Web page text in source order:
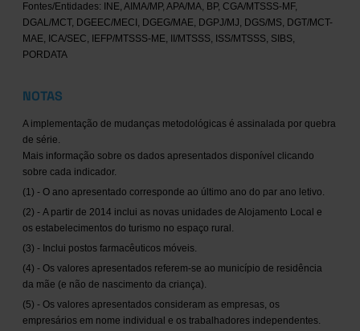
Fontes/Entidades: INE, AIMA/MP, APA/MA, BP, CGA/MTSSS-MF,
DGAL/MCT, DGEEC/MECI, DGEG/MAE, DGPJ/MJ, DGS/MS, DGT/MCT-
MAE, ICA/SEC, IEFP/MTSSS-ME, II/MTSSS, ISS/MTSSS, SIBS,
PORDATA
NOTAS
A implementação de mudanças metodológicas é assinalada por quebra
de série.
Mais informação sobre os dados apresentados disponível clicando
sobre cada indicador.
(1) - O ano apresentado corresponde ao último ano do par ano letivo.
(2) - A partir de 2014 inclui as novas unidades de Alojamento Local e
os estabelecimentos do turismo no espaço rural.
(3) - Inclui postos farmacêuticos móveis.
(4) - Os valores apresentados referem-se ao município de residência
da mãe (e não de nascimento da criança).
(5) - Os valores apresentados consideram as empresas, os
empresários em nome individual e os trabalhadores independentes.